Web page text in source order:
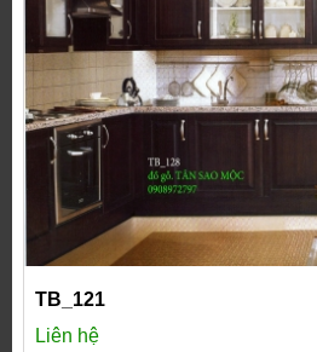
TB_121
Liên hệ